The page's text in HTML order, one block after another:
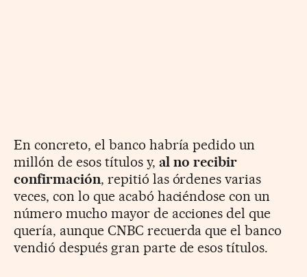
En concreto, el banco habría pedido un
millón de esos títulos y, al no recibir
confirmación, repitió las órdenes varias
veces, con lo que acabó haciéndose con un
número mucho mayor de acciones del que
quería, aunque CNBC recuerda que el banco
vendió después gran parte de esos títulos.